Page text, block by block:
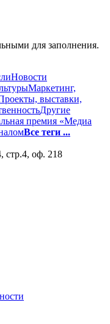
для заполнения.
Новости
Маркетинг,
выставки,
Другие
премия «Медиа
Все теги ...
стр.4, оф. 218